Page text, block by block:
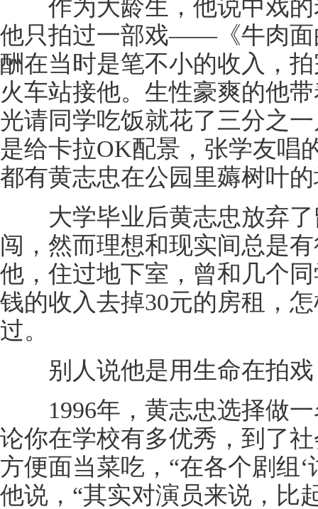
作为大龄生，他说中戏的
他只拍过一部戏——《牛肉面
酬在当时是笔不小的收入，
火车站接他。生性豪爽的他
光请同学吃饭就花了三分之
是给卡拉OK配景，张学友唱
都有黄志忠在公园里薅树叶
大学毕业后黄志忠放弃了
闯，然而理想和现实间总是
他，住过地下室，曾和几个
钱的收入去掉30元的房租，
过。
别人说他是用生命在拍戏
1996年，黄志忠选择做一
论你在学校有多优秀，到了
方便面当菜吃，“在各个剧组
他说，“其实对演员来说，比